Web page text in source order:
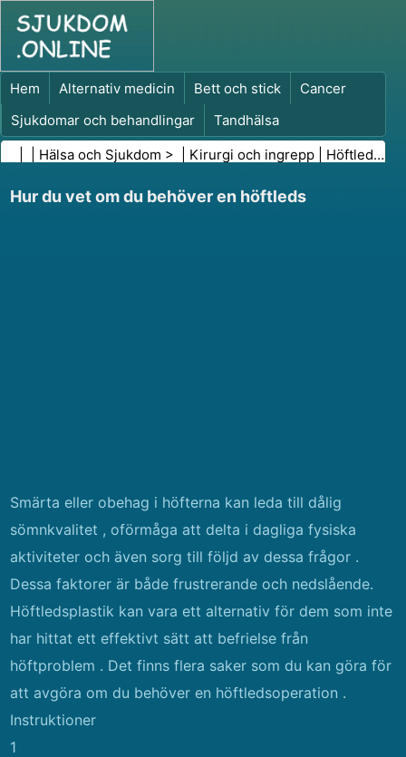
Hem Alternativ medicin Bett och stick
Cancer
Sjukdomar och behandlingar
Tandhälsa
Kost och näring
Familjehälsa
Hälsa och Sjukdom > | Kirurgi och ingrepp Höftledsoperation
Hur du vet om du behöver en höftleds
Smärta eller obehag i höfterna kan leda till dålig
sömnkvalitet , oförmåga att delta i dagliga fysiska
aktiviteter och även sorg till följd av dessa frågor .
Dessa faktorer är både frustrerande och nedslående.
Höftledsplastik kan vara ett alternativ för dem som inte
har hittat ett effektivt sätt att befrielse från
höftproblem . Det finns flera saker som du kan göra för
att avgöra om du behöver en höftledsoperation .
Instruktioner
1